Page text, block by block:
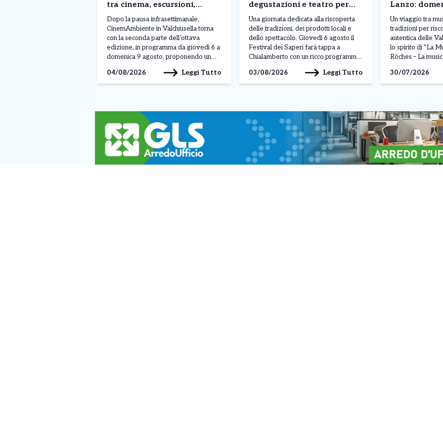
tra cinema, escursioni,
laboratori e cultura
Dopo la pausa infrasettimanale,
CinemAmbiente in Valchiusella torna
con la seconda parte dell’ottava
edizione, in programma da giovedì 6 a
domenica 9 agosto, proponendo un
che coinvolgerà i Comuni di Brosso,
Valchiusa, Issiglio e Vistrorio. La
dell’estate canavesana, arriva alla
seconda […]
04/08/2026 Leggi Tutto
degustazioni e teatro per
valorizzare il territorio
Una giornata dedicata alla riscoperta
delle tradizioni, dei prodotti locali e
dello spettacolo. Giovedì 6 agosto il
Festival dei Saperi farà tappa a
Chialamberto con un ricco programma
promosso dal Comune e dalla Pro
Loco nell’ambito della rassegna
L’appuntamento è fissato […]
03/08/2026 Leggi Tutto
Lanzo:
spettacolo
Quintino
Un viaggio tra
tradizioni per
autentica delle
lo spirito di “La
Ròchës – La
domenica 2
frazione Frè di
promossa dal
30/07/2026